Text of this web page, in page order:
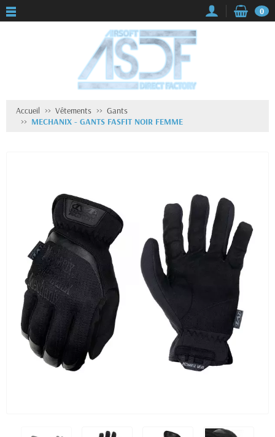
0
Accueil Vêtements
Gants
MECHANIX - GANTS FASFIT NOIR FEMME